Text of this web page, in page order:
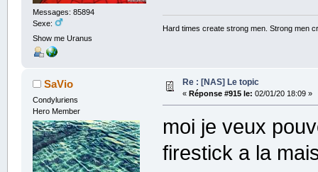
Messages: 85894
Sexe:
Show me Uranus
Hard times create strong men. Strong men
SaVio
Condyluriens
Hero Member
Re : [NAS] Le topic
« Réponse #915 le: 02/01/20 18:09 »
moi je veux
firestick a la